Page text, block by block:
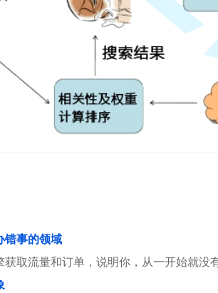
错事的领域
取流量和订单，说明你，从一开始就没